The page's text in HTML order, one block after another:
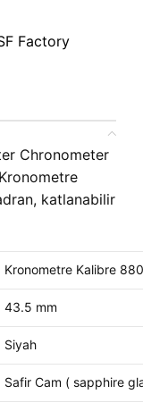
Factory
Chronometer
katlanabilir
Kronometre Kalibre
43.5 mm
Siyah
Safir Cam ( sapphire